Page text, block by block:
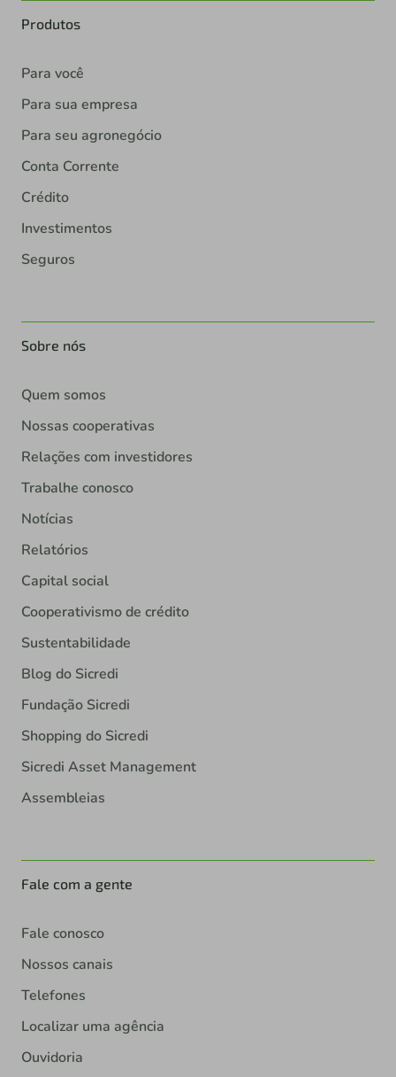
Produtos
Para você
Para sua empresa
Para seu agronegócio
Conta Corrente
Crédito
Investimentos
Seguros
Sobre nós
Quem somos
Nossas cooperativas
Relações com investidores
Trabalhe conosco
Notícias
Relatórios
Capital social
Cooperativismo de crédito
Sustentabilidade
Blog do Sicredi
Fundação Sicredi
Shopping do Sicredi
Sicredi Asset Management
Assembleias
Fale com a gente
Fale conosco
Nossos canais
Telefones
Localizar uma agência
Ouvidoria